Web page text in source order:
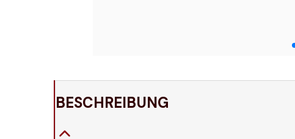
BESCHREIBUNG